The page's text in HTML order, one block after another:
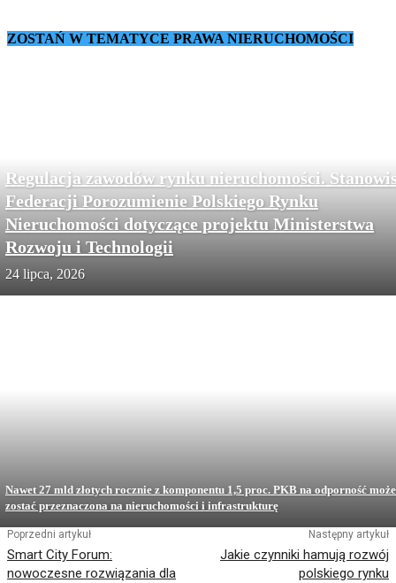
ZOSTAŃ W TEMATYCE PRAWA NIERUCHOMOŚCI
Regulacja zawodów rynku nieruchomości.
Federacji Porozumienie Polskiego Rynku
Nieruchomości dotyczące projektu Ministerstwa
Rozwoju i Technologii
24 lipca, 2026
Nawet 27 mld złotych rocznie z komponentu 1,5 proc. PKB na odporność może
zostać przeznaczona na nieruchomości i infrastrukturę
Poprzedni artykuł
Smart City Forum:
nowoczesne rozwiązania dla
Następny artykuł
Jakie czynniki hamują rozwój
polskiego rynku